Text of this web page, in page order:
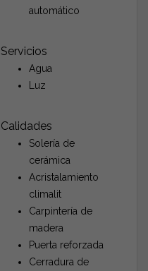
automático
Servicios
Agua
Luz
Calidades
Solería de
cerámica
Acristalamiento
climalit
Carpintería de
madera
Puerta reforzada
Cerradura de